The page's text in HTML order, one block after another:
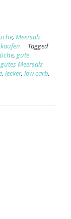
, Meersalz
Tagged
, gute
gutes Meersalz
, lecker, low carb,